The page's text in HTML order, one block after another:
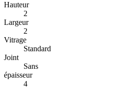
Hauteur
2
Largeur
2
Vitrage
Standard
Joint
Sans
épaisseur
4